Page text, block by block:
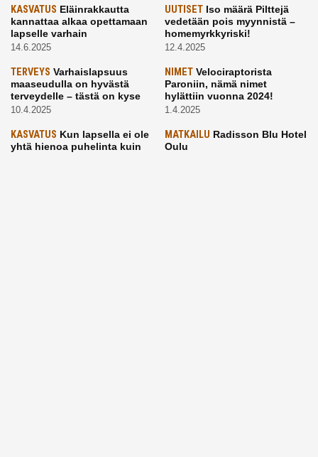
KASVATUS Eläinrakkautta
kannattaa alkaa opettamaan
lapselle varhain
14.6.2025
UUTISETIso määrä Pilttejä
vedetään pois myynnistä –
homemyrkkyriski!
12.4.2025
TERVEYS Varhaislapsuus
maaseudulla on hyvästä
terveydelle – tästä on kyse
10.4.2025
NIMETVelociraptorista
Paroniin, nämä nimet
hylättiin vuonna 2024!
1.4.2025
KASVATUS Kun lapsella ei ole
yhtä hienoa puhelinta kuin
MATKAILU Radisson Blu Hotel
Oulu